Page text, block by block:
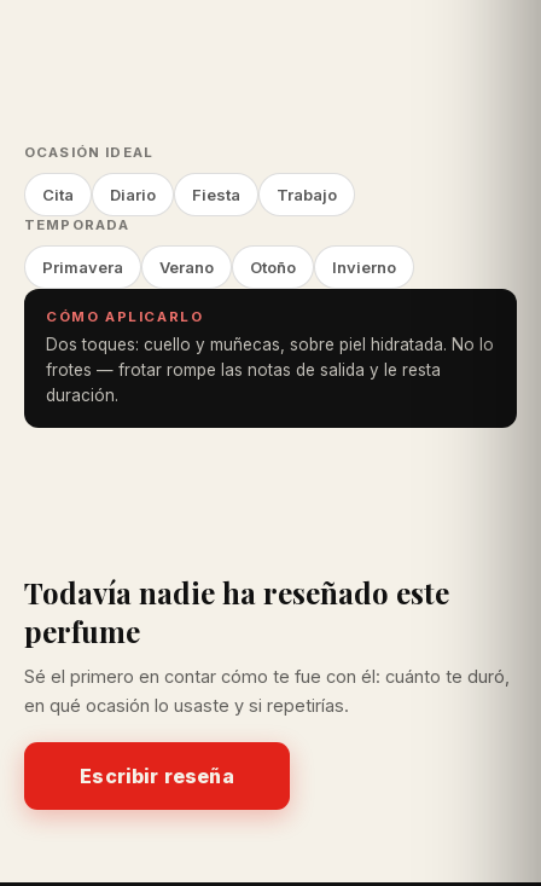
OCASIÓN IDEAL
Cita Diario Fiesta Trabajo
TEMPORADA
Primavera Verano Otoño Invierno
CÓMO APLICARLO
Dos toques: cuello y muñecas, sobre piel hidratada. No lo
frotes — frotar rompe las notas de salida y le resta
duración.
Todavía nadie ha reseñado este
perfume
Sé el primero en contar cómo te fue con él: cuánto te duró,
en qué ocasión lo usaste y si repetirías.
Escribir reseña